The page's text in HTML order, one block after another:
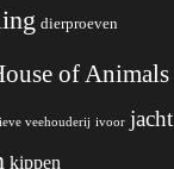
dierproeven
of Animals
veehouderij ivoor jacht
kippen